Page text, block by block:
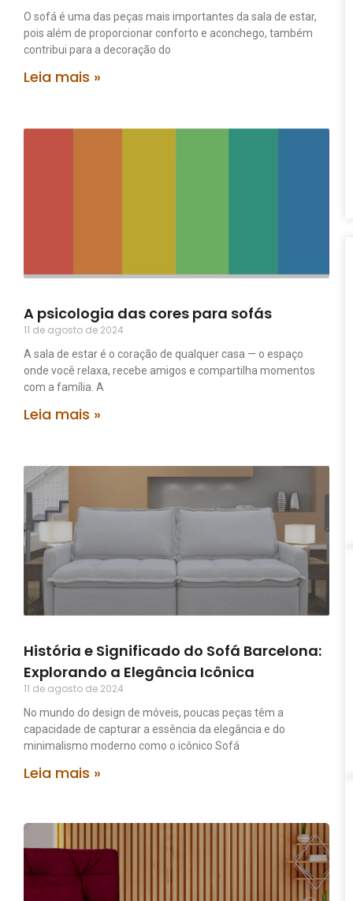
O sofá é uma das peças mais importantes da sala de estar,
pois além de proporcionar conforto e aconchego, também
contribui para a decoração do
Leia mais »
A psicologia das cores para sofás
11 de agosto de 2024
A sala de estar é o coração de qualquer casa — o espaço
onde você relaxa, recebe amigos e compartilha momentos
com a família. A
Leia mais »
História e Significado do Sofá Barcelona:
Explorando a Elegância Icônica
11 de agosto de 2024
No mundo do design de móveis, poucas peças têm a
capacidade de capturar a essência da elegância e do
minimalismo moderno como o icônico Sofá
Leia mais »